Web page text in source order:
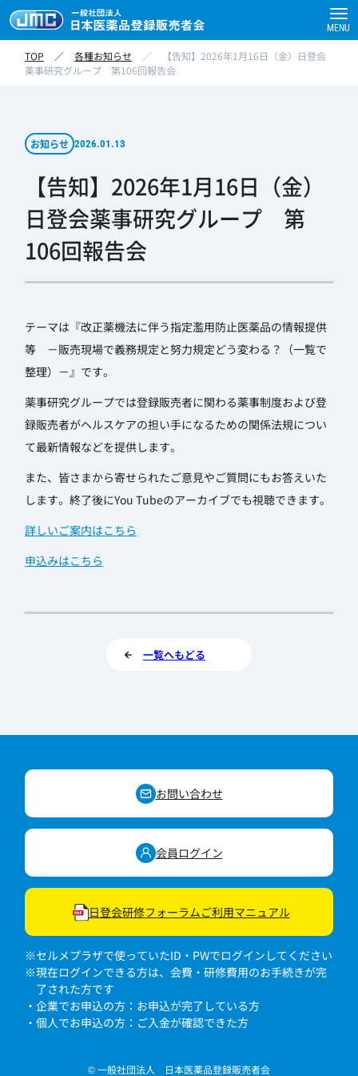
MENU
TOP ／ 各種お知らせ ／
【告知】2026年1月16日（金）日登会
薬事研究グループ 第106回報告会
お知らせ 2026.01.13
【告知】2026年1月16日（金）
日登会薬事研究グループ 第
106回報告会
テーマは『改正薬機法に伴う指定濫用防止医薬品の情報提供
等 －販売現場で義務規定と努力規定どう変わる？（一覧で
整理）－』です。
薬事研究グループでは登録販売者に関わる薬事制度および登
録販売者がヘルスケアの担い手になるための関係法規につい
て最新情報などを提供します。
また、皆さまから寄せられたご意見やご質問にもお答えいた
します。終了後にYou Tubeのアーカイブでも視聴できます。
詳しいご案内はこちら
申込みはこちら
一覧へもどる
お問い合わせ
会員ログイン
日登会研修フォーラムご利用マニュアル
※セルメプラザで使っていたID・PWでログインしてください
※現在ログインできる方は、会費・研修費用のお手続きが完
了された方です
・企業でお申込の方：お申込が完了している方
・個人でお申込の方：ご入金が確認できた方
© 一般社団法人 日本医薬品登録販売者会